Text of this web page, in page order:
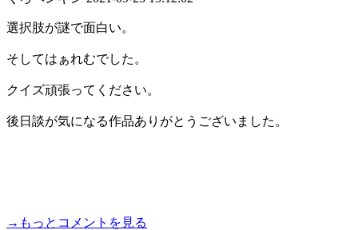
選択肢が謎で面白い。
そしてはぁれむでした。
クイズ頑張ってください。
後日談が気になる作品ありがとうございました。
→もっとコメントを見る